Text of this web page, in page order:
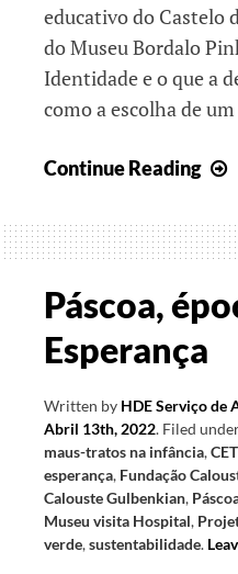
educativo do Castelo
do Museu Bordalo
Identidade e o que a
como a escolha de
Continue Reading
Páscoa,
Esperança
Written by HDE Serviço de
Abril 13th, 2022. Filed
maus-tratos na infância,
esperança, Fundação
Calouste Gulbenkian,
Museu visita Hospital,
verde,sustentabilidade.